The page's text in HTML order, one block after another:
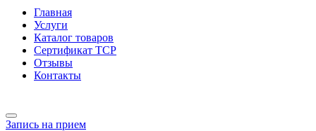
Главная
Услуги
Каталог товаров
Сертификат TCP
Отзывы
Контакты
Запись на прием